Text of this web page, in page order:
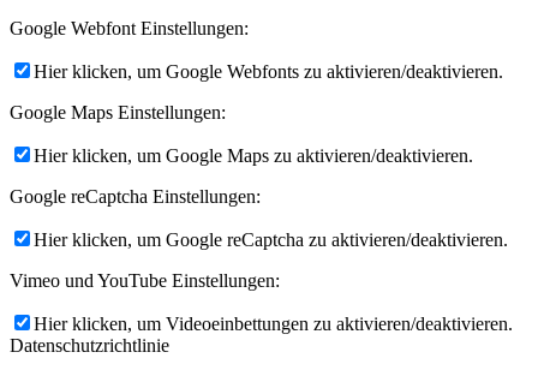
Google Webfont Einstellungen:
Hier klicken, um Google Webfonts zu aktivieren/deaktivieren.
Google Maps Einstellungen:
Hier klicken, um Google Maps zu aktivieren/deaktivieren.
Google reCaptcha Einstellungen:
Hier klicken, um Google reCaptcha zu aktivieren/deaktivieren.
Vimeo und YouTube Einstellungen:
Hier klicken, um Videoeinbettungen zu aktivieren/deaktivieren.
Datenschutzrichtlinie